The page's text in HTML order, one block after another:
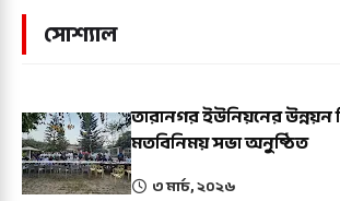
সোশ্যাল
তারানগর ইউনিয়নের
মতবিনিময় সভা অনুষ্ঠিত
৩ মার্চ, ২০২৬